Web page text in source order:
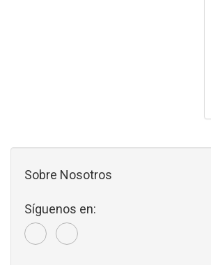
Sobre Nosotros
Síguenos en: